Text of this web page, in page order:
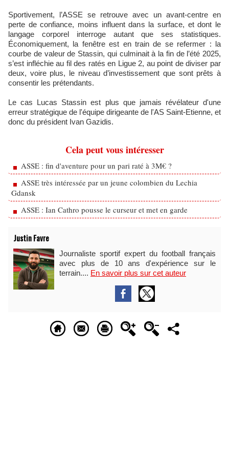
Sportivement, l’ASSE se retrouve avec un avant‑centre en
perte de confiance, moins influent dans la surface, et dont le
langage corporel interroge autant que ses statistiques.
Économiquement, la fenêtre est en train de se refermer : la
courbe de valeur de Stassin, qui culminait à la fin de l’été 2025,
s’est infléchie au fil des ratés en Ligue 2, au point de diviser par
deux, voire plus, le niveau d’investissement que sont prêts à
consentir les prétendants.
Le cas Lucas Stassin est plus que jamais révélateur d'une
erreur stratégique de l'équipe dirigeante de l'AS Saint-Etienne, et
donc du président Ivan Gazidis.
Cela peut vous intéresser
ASSE : fin d'aventure pour un pari raté à 3M€ ?
ASSE très intéressée par un jeune colombien du Lechia
Gdansk
ASSE : Ian Cathro pousse le curseur et met en garde
Justin Favre
Journaliste sportif expert du football français
avec plus de 10 ans d'expérience sur le
terrain.... En savoir plus sur cet auteur